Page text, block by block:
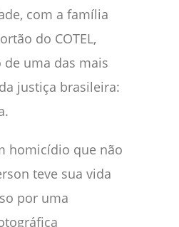
com a família
do COTEL,
de uma das mais
justiça brasileira:
homicídio que não
teve sua vida
por uma